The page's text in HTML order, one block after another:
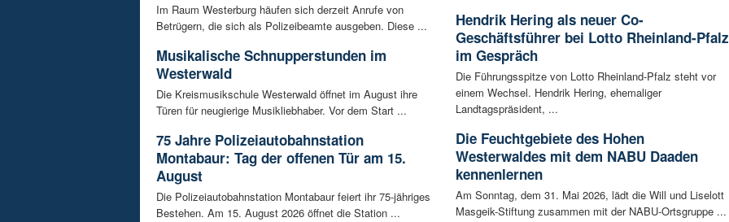
Im Raum Westerburg häufen sich derzeit Anrufe von
Betrügern, die sich als Polizeibeamte ausgeben. Diese ...
Musikalische Schnupperstunden im
Westerwald
Die Kreismusikschule Westerwald öffnet im August ihre
Türen für neugierige Musikliebhaber. Vor dem Start ...
75 Jahre Polizeiautobahnstation
Montabaur: Tag der offenen Tür am 15.
August
Die Polizeiautobahnstation Montabaur feiert ihr 75-jähriges
Bestehen. Am 15. August 2026 öffnet die Station ...
Hendrik Hering als neuer Co-
Geschäftsführer bei Lotto Rheinland-Pfalz
im Gespräch
Die Führungsspitze von Lotto Rheinland-Pfalz steht vor
einem Wechsel. Hendrik Hering, ehemaliger
Landtagspräsident, ...
Die Feuchtgebiete des Hohen
Westerwaldes mit dem NABU Daaden
kennenlernen
Am Sonntag, dem 31. Mai 2026, lädt die Will und Liselott
Masgeik-Stiftung zusammen mit der NABU-Ortsgruppe ...